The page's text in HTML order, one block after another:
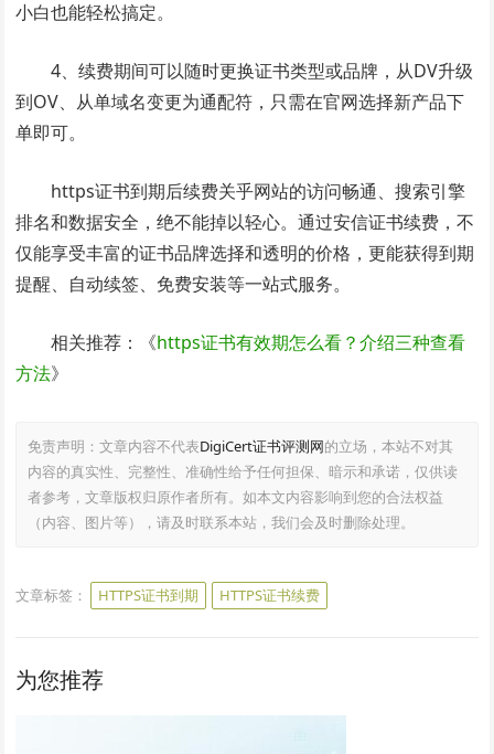
小白也能轻松搞定。
4、续费期间可以随时更换证书类型或品牌，从DV升级
到OV、从单域名变更为通配符，只需在官网选择新产品下
单即可。
https证书到期后续费关乎网站的访问畅通、搜索引擎
排名和数据安全，绝不能掉以轻心。通过安信证书续费，不
仅能享受丰富的证书品牌选择和透明的价格，更能获得到期
提醒、自动续签、免费安装等一站式服务。
相关推荐：《https证书有效期怎么看？介绍三种查看
方法》
免责声明：文章内容不代表DigiCert证书评测网的立场，本站不对其
内容的真实性、完整性、准确性给予任何担保、暗示和承诺，仅供读
者参考，文章版权归原作者所有。如本文内容影响到您的合法权益
（内容、图片等），请及时联系本站，我们会及时删除处理。
文章标签： HTTPS证书到期 HTTPS证书续费
为您推荐